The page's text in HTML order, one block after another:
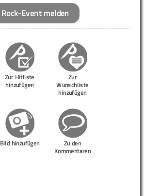
Rock-Event melden
Zur Hitliste
hinzufügen
Zur
Wunschliste
hinzufügen
Bild hinzufügen
Zu den
Kommentaren